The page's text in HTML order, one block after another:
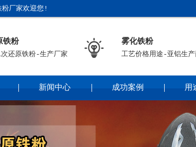
粉厂家欢迎您!
铁粉
还原铁粉-生产厂家
雾化铁粉
工艺价格用途-亚铝生
新闻中心 成功案例 用